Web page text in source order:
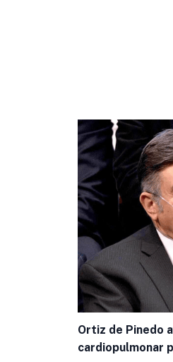
Ortiz de Pinedo
cardiopulmonar